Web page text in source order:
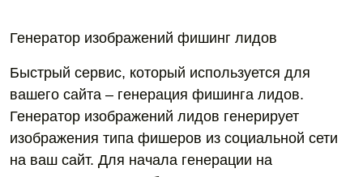
Генератор изображений фишинг лидов
Быстрый сервис, который используется для
вашего сайта – генерация фишинга лидов.
Генератор изображений лидов генерирует
изображения типа фишеров из социальной сети
на ваш сайт. Для начала генерации на